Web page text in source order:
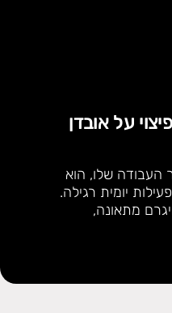
על אובדן
שלו, הוא
יומית רגילה.
מתאונה,